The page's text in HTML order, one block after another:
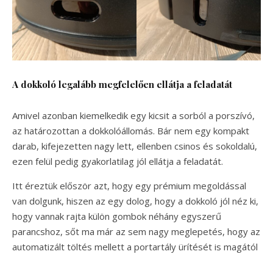
A dokkoló legalább megfelelően ellátja a feladatát
Amivel azonban kiemelkedik egy kicsit a sorból a porszívó,
az határozottan a dokkolóállomás. Bár nem egy kompakt
darab, kifejezetten nagy lett, ellenben csinos és sokoldalú,
ezen felül pedig gyakorlatilag jól ellátja a feladatát.
Itt éreztük először azt, hogy egy prémium megoldással
van dolgunk, hiszen az egy dolog, hogy a dokkoló jól néz ki,
hogy vannak rajta külön gombok néhány egyszerű
parancshoz, sőt ma már az sem nagy meglepetés, hogy az
automatizált töltés mellett a portartály ürítését is magától